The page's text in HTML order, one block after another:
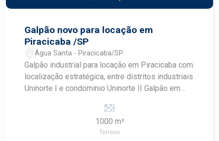
Galpão novo para locação em
Piracicaba /SP
Água Santa - Piracicaba/SP
Galpão industrial para locação em Piracicaba com
localização estratégica, entre distritos industriais
Uninorte I e condomínio Uninorte II Galpão em
aproximadamente 800m² de área construída,
sendo a área do terreno de 1.000m²; - Pé direito
de 9m; - porta de 6m x 5m; - Piso de alta
1000 m²
Terreno